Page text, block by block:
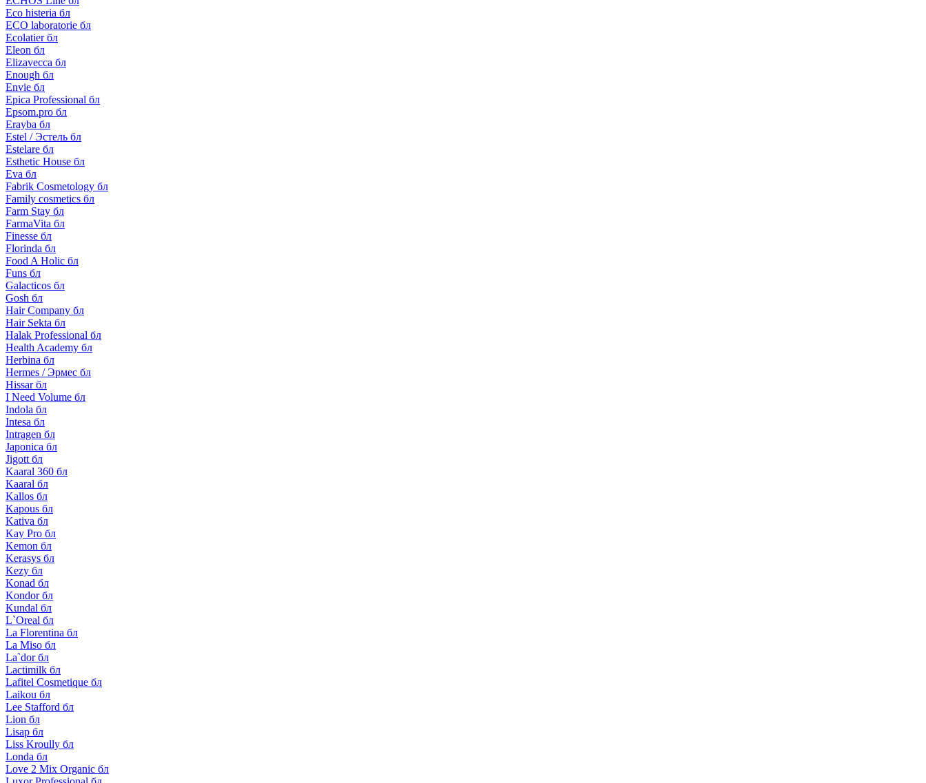
Eco histeria бл
ECO laboratorie бл
Ecolatier бл
Eleon бл
Elizavecca бл
Enough бл
Envie бл
Epica Professional бл
Epsom.pro бл
Erayba бл
Estel / Эстель бл
Estelare бл
Esthetic House бл
Eva бл
Fabrik Cosmetology бл
Family cosmetics бл
Farm Stay бл
FarmaVita бл
Finesse бл
Florinda бл
Food A Holic бл
Funs бл
Galacticos бл
Gosh бл
Hair Company бл
Hair Sekta бл
Halak Professional бл
Health Academy бл
Herbina бл
Hermes / Эрмес бл
Hissar бл
I Need Volume бл
Indola бл
Intesa бл
Intragen бл
Japonica бл
Jigott бл
Kaaral 360 бл
Kaaral бл
Kallos бл
Kapous бл
Kativa бл
Kay Pro бл
Kemon бл
Kerasys бл
Kezy бл
Konad бл
Kondor бл
Kundal бл
L`Oreal бл
La Florentina бл
La Miso бл
La`dor бл
Lactimilk бл
Lafitel Cosmetique бл
Laikou бл
Lee Stafford бл
Lion бл
Lisap бл
Liss Kroully бл
Londa бл
Love 2 Mix Organic бл